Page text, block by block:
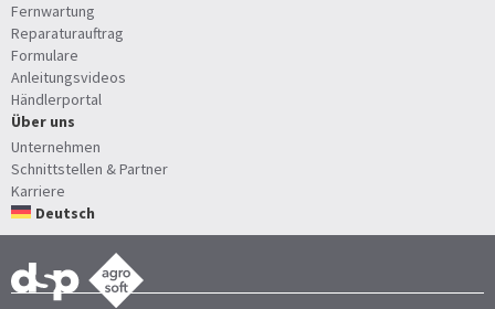
Fernwartung
Reparaturauftrag
Formulare
Anleitungsvideos
Händlerportal
Über uns
Unternehmen
Schnittstellen & Partner
Karriere
Deutsch